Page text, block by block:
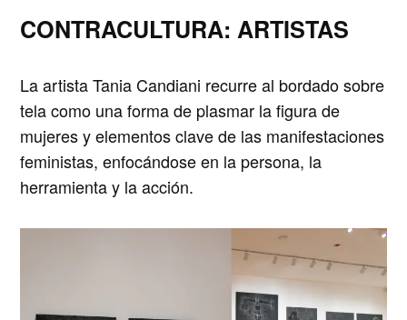
CONTRACULTURA: ARTISTAS
La artistaTania Candiani recurre al bordado sobre
tela como una forma de plasmar la figura de
mujeres y elementos clave de las manifestaciones
feministas, enfocándose en la persona, la
herramienta y la acción.